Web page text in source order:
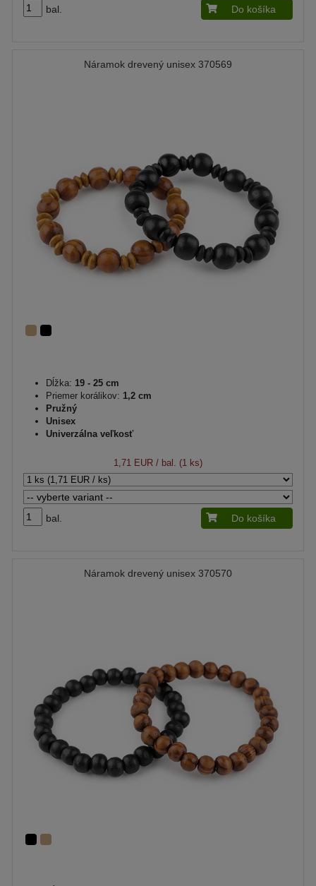
bal. Do košíka
Náramok drevený unisex 370569
Dĺžka: 19 - 25 cm
Priemer korálikov: 1,2 cm
Pružný
Unisex
Univerzálna veľkosť
1,71 EUR / bal. (1 ks)
bal. Do košíka
Náramok drevený unisex 370570